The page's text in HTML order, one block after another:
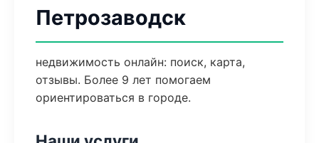
Петрозаводск
недвижимость онлайн: поиск, карта,
отзывы. Более 9 лет помогаем
ориентироваться в городе.